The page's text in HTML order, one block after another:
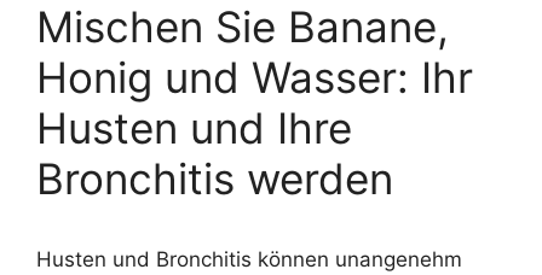
Mischen Sie Banane,
Honig und Wasser: Ihr
Husten und Ihre
Bronchitis werden
Husten und Bronchitis können unangenehm